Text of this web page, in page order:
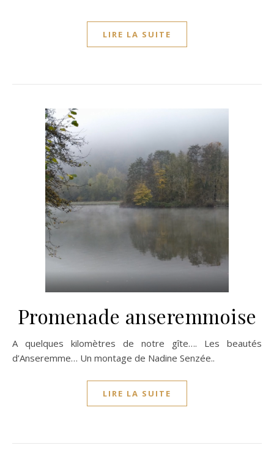
LIRE LA SUITE
Promenade anseremmoise
A quelques kilomètres de notre gîte…. Les beautés
d’Anseremme… Un montage de Nadine Senzée..
LIRE LA SUITE